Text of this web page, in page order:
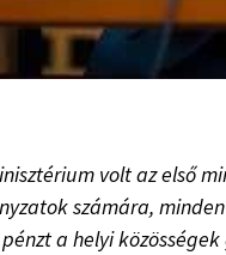
volt az első
számára,
a helyi